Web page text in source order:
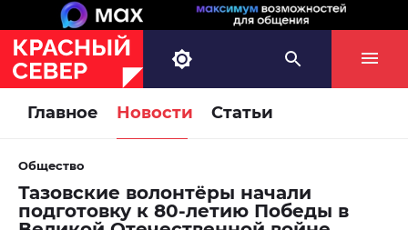
Главное Новости Статьи
Общество
Тазовские волонтёры начали
подготовку к 80-летию Победы в